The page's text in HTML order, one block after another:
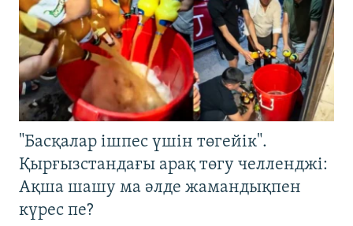
"Басқалар ішпес үшін төгейік".
Қырғызстандағы арақ төгу челленджі:
Ақша шашу ма әлде жамандықпен
күрес пе?